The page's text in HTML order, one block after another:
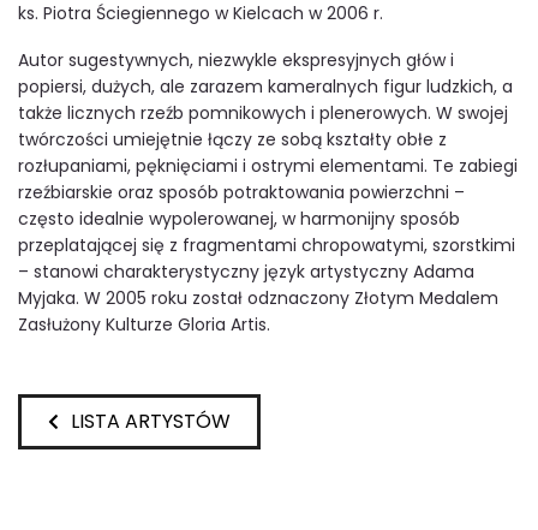
ks. Piotra Ściegiennego w Kielcach w 2006 r.
Autor sugestywnych, niezwykle ekspresyjnych głów i
popiersi, dużych, ale zarazem kameralnych figur ludzkich, a
także licznych rzeźb pomnikowych i plenerowych. W swojej
twórczości umiejętnie łączy ze sobą kształty obłe z
rozłupaniami, pęknięciami i ostrymi elementami. Te zabiegi
rzeźbiarskie oraz sposób potraktowania powierzchni –
często idealnie wypolerowanej, w harmonijny sposób
przeplatającej się z fragmentami chropowatymi, szorstkimi
– stanowi charakterystyczny język artystyczny Adama
Myjaka. W 2005 roku został odznaczony Złotym Medalem
Zasłużony Kulturze Gloria Artis.
LISTA ARTYSTÓW